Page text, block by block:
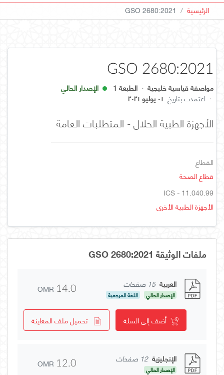
الرئيسية GSO 2680:2021
GSO 2680:2021
مواصفة قياسية خليجية · الطبعة 1
الإصدار الحالي
· اعتمدت بتاريخ ٠١ يوليو ٢٠٢١
الأجهزة الطبية الحلال - المتطلبات العامة
القطاع
قطاع الصحة
ICS - 11.040.99
الأجهزة الطبية الأخرى
ملفات الوثيقة GSO 2680:2021
العربية 15 صفحات
الإصدار الحالي اللغة المرجعية OMR 14.0
أضف إلى السلة تحميل ملف المعاينة
الإنجليزية 12 صفحات
الإصدار الحالي OMR 12.0